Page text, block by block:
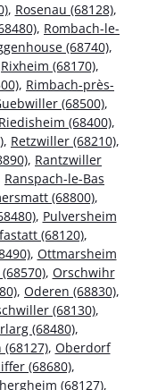
, Rosenau (68128),
, Rombach-le-
(68740),
Rixheim (68170),
, Rimbach-près-
(68500),
Riedisheim (68400),
, Retzwiller (68210),
, Rantzwiller
Ranspach-le-Bas
(68800),
, Pulversheim
(68120),
, Ottmarsheim
, Orschwihr
, Oderen (68830),
(68130),
(68480),
, Oberdorf
(68680),
(68127),